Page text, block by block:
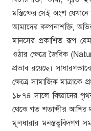
মস্তিষ্কের সেই অংশ
আমাদের কল্পনাশক্তি,
মানসের প্রকাশিত রূপ
ওঠার ক্ষেত্রে জৈবিক
প্রভাব রয়েছে।
ক্ষেত্রে সামাজিক মাত্রাকে
১৮৭৪ সালে বিজ্ঞানের
থেকে গত শতাব্দীর আশির
মূলধারার মনস্তত্ববিদগণ